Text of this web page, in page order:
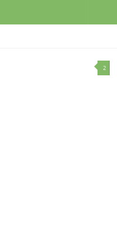
2